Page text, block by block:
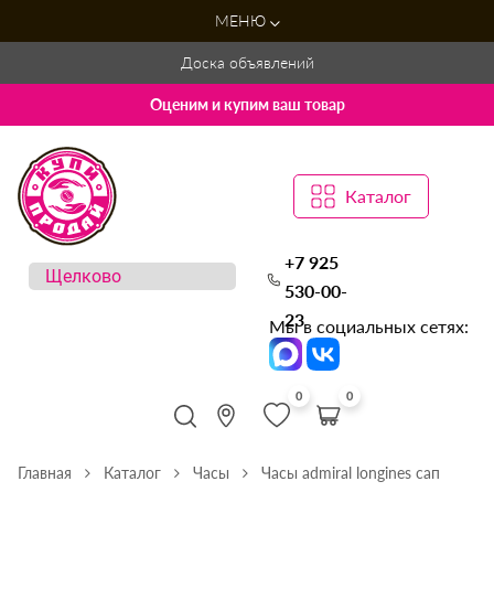
МЕНЮ
Доска объявлений
Оценим и купим ваш товар
Каталог
+7 925
530-00-
23
Мы в социальных сетях:
0 0
Главная Каталог Часы Часы admiral longines сап